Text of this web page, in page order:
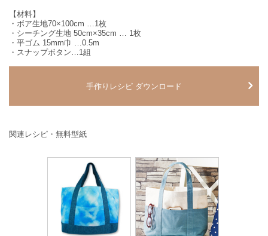
【材料】
・ボア生地70×100cm …1枚
・シーチング生地 50cm×35cm … 1枚
・平ゴム 15mm巾 …0.5m
・スナップボタン…1組
手作りレシピ ダウンロード
関連レシピ・無料型紙